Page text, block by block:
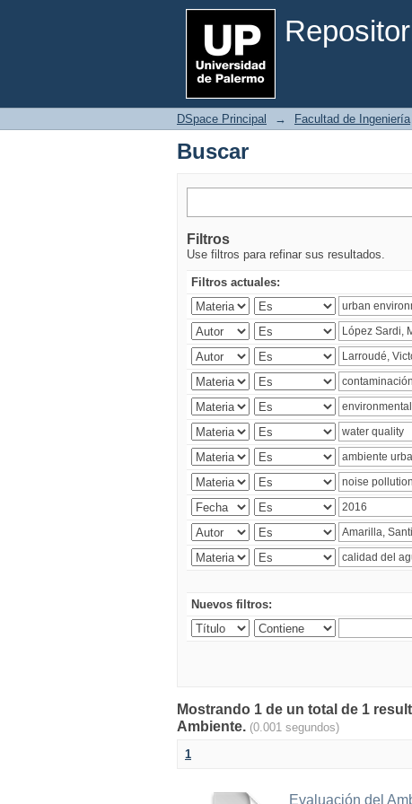
Buscar
DSpace Principal → Facultad de Ingeniería
Buscar
Filtros
Use filtros para refinar sus resultados.
Filtros actuales:
Nuevos filtros:
Mostrando 1 de un total de 1
Ambiente. (0.001 segundos)
1
Evaluación del